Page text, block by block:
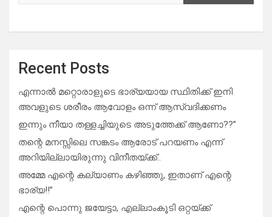
Recent Posts
എന്നാൽ മറ്റൊരാളുടെ ഭാര്യയായ സ്ഥിതിക്ക് ഇനി
അവളുടെ ശരീരം ആവോളം ഒന്ന് ആസ്വദിക്കണം
ഇന്നും നീയാ തള്ളച്ചിയുടെ അടുത്തേക്ക് ആണോ??”
തന്റെ മനസ്സിലെ സങ്കടം ആരോട് പറയണം എന്ന്
അറിയില്ലായിരുന്നു വിനീതയ്ക്ക്..
അമ്മേ എന്റെ കല്യാണം കഴിഞ്ഞു, ഇതാണ് എന്റെ
ഭാര്യ!!”
എന്റെ പൊന്നു ജയേട്ടാ, എല്ലാംകൂടി ഒറ്റയ്ക്ക്